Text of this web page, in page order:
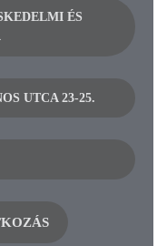
ÉS
UTCA 23-25.